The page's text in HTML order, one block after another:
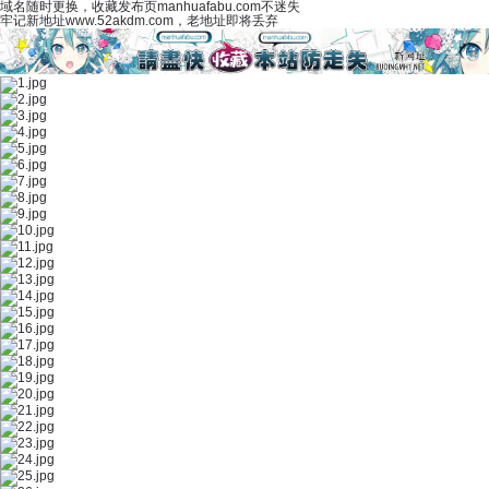
域名随时更换，收藏发布页manhuafabu.com不迷失
牢记新地址www.52akdm.com，老地址即将丢弃